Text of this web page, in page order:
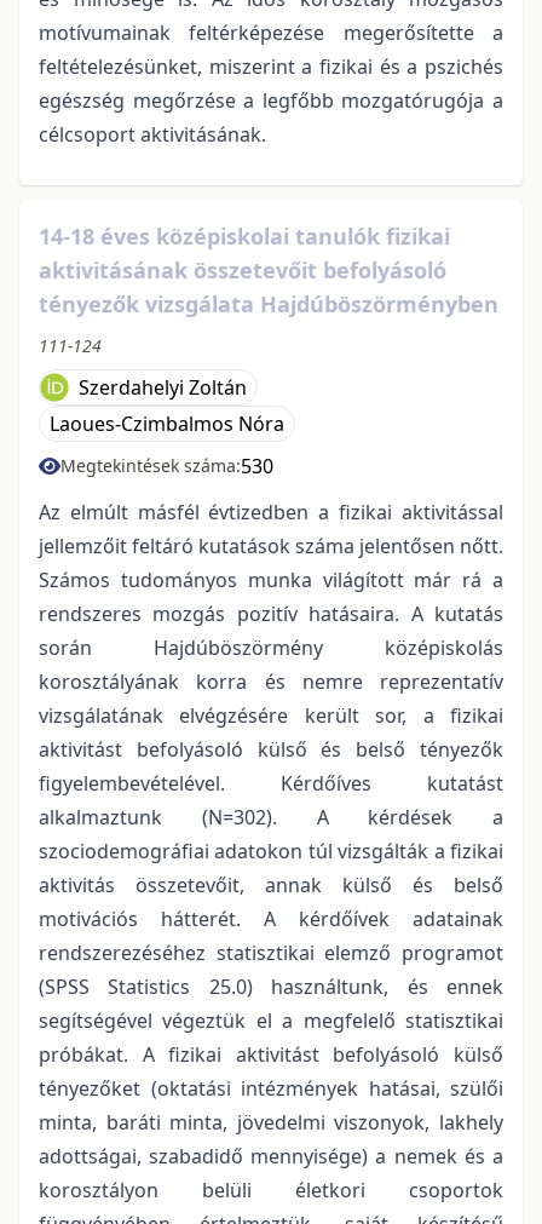
motívumainak feltérképezése megerősítette a
feltételezésünket, miszerint a fizikai és a pszichés
egészség megőrzése a legfőbb mozgatórugója a
célcsoport aktivitásának.
14-18 éves középiskolai tanulók fizikai
aktivitásának összetevőit befolyásoló
tényezők vizsgálata Hajdúböszörményben
111-124
Szerdahelyi Zoltán
Laoues-Czimbalmos Nóra
Megtekintések száma:530
Az elmúlt másfél évtizedben a fizikai aktivitással
jellemzőit feltáró kutatások száma jelentősen nőtt.
Számos tudományos munka világított már rá a
rendszeres mozgás pozitív hatásaira. A kutatás
során Hajdúböszörmény középiskolás
korosztályának korra és nemre reprezentatív
vizsgálatának elvégzésére került sor, a fizikai
aktivitást befolyásoló külső és belső tényezők
figyelembevételével. Kérdőíves kutatást
alkalmaztunk (N=302). A kérdések a
szociodemográfiai adatokon túl vizsgálták a fizikai
aktivitás összetevőit, annak külső és belső
motivációs hátterét. A kérdőívek adatainak
rendszerezéséhez statisztikai elemző programot
(SPSS Statistics 25.0) használtunk, és ennek
segítségével végeztük el a megfelelő statisztikai
próbákat. A fizikai aktivitást befolyásoló külső
tényezőket (oktatási intézmények hatásai, szülői
minta, baráti minta, jövedelmi viszonyok, lakhely
adottságai, szabadidő mennyisége) a nemek és a
korosztályon belüli életkori csoportok